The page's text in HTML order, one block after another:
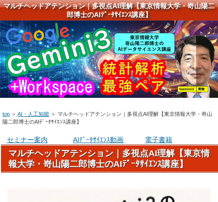
マルチヘッドアテンション｜多視点AI理解【東京情報大学・嵜山陽二
郎博士のAIﾃﾞｰﾀｻｲｴﾝｽ講座】
top ＞ AI・人工知能 ＞ マルチヘッドアテンション｜多視点AI理解【東京情報大学・嵜山
陽二郎博士のAIﾃﾞｰﾀｻｲｴﾝｽ講座】
セミナー案内 AIﾃﾞｰﾀｻｲｴﾝｽ動画 電子書籍
マルチヘッドアテンション｜多視点AI理解【東京情
報大学・嵜山陽二郎博士のAIﾃﾞｰﾀｻｲｴﾝｽ講座】